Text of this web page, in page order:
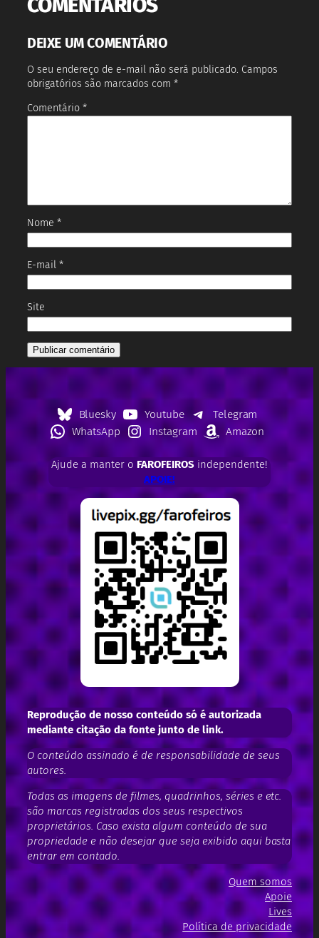
DEIXE UM COMENTÁRIO
O seu endereço de e-mail não será publicado. Campos
obrigatórios são marcados com *
Comentário *
Nome *
E-mail *
Site
Bluesky Youtube
Telegram
WhatsApp
Instagram Amazon
Ajude a manter o FAROFEIROSindependente!
APOIE!
Reprodução de nosso conteúdo só é autorizada
mediante citação da fonte junto de link.
O conteúdo assinado é de responsabilidade de seus
autores.
Todas as imagens de filmes, quadrinhos, séries e etc.
são marcas registradas dos seus respectivos
proprietários. Caso exista algum conteúdo de sua
propriedade e não desejar que seja exibido aqui basta
entrar em contado.
Quem somos
Apoie
Lives
Política de privacidade